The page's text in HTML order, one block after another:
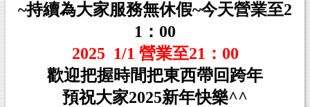
~持續為大家服務無休假~今天營業至2
1：00
2025 1/1 營業至21：00
歡迎把握時間把東西帶回跨年
預祝大家2025新年快樂^^